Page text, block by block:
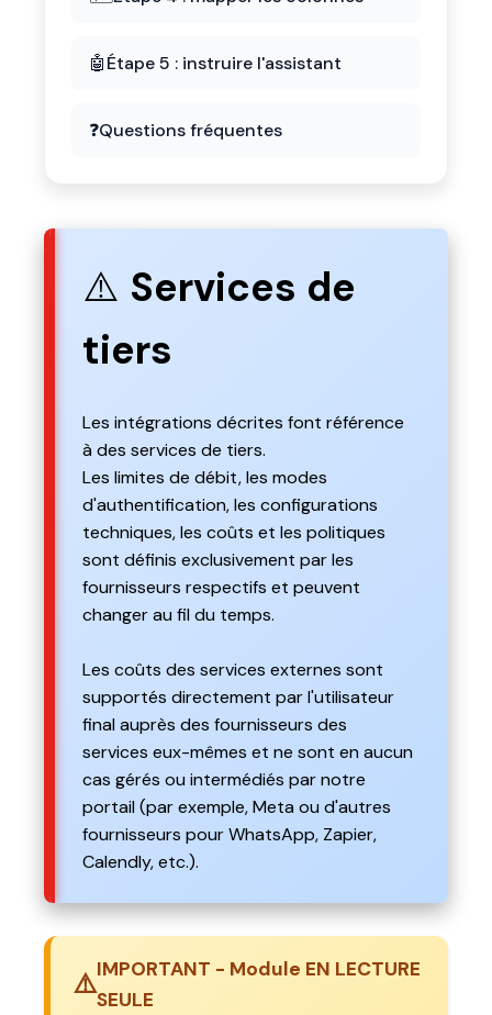
🤖Étape 5 : instruire l'assistant
❓Questions fréquentes
⚠️ Services de
tiers
Les intégrations décrites font référence
à des services de tiers.
Les limites de débit, les modes
d'authentification, les configurations
techniques, les coûts et les politiques
sont définis exclusivement par les
fournisseurs respectifs et peuvent
changer au fil du temps.
Les coûts des services externes sont
supportés directement par l'utilisateur
final auprès des fournisseurs des
services eux-mêmes et ne sont en aucun
cas gérés ou intermédiés par notre
portail (par exemple, Meta ou d'autres
fournisseurs pour WhatsApp, Zapier,
Calendly, etc.).
⚠️IMPORTANT - Module EN LECTURE
SEULE